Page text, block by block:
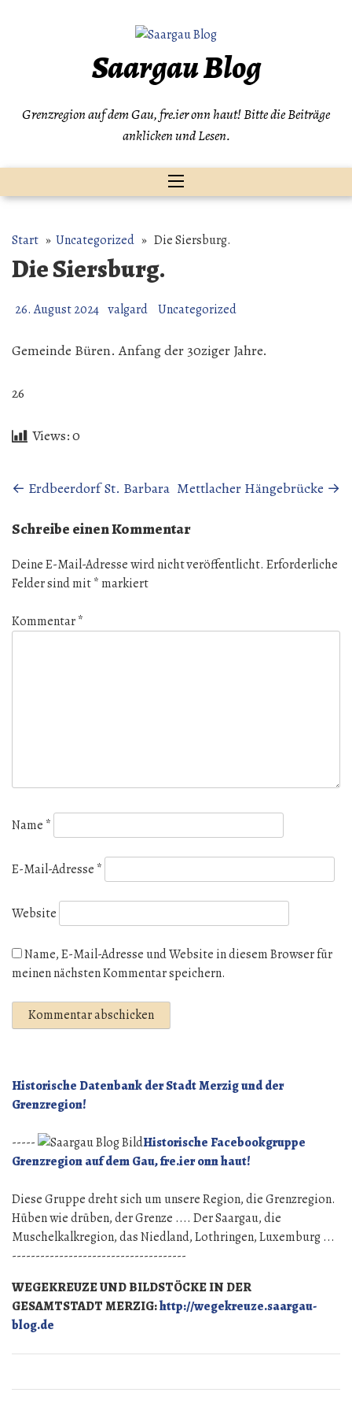
Saargau Blog
Grenzregion auf dem Gau, fre.ier onn haut! Bitte die Beiträge
anklicken und Lesen.
Start » Uncategorized » Die Siersburg.
Die Siersburg.
26. August 2024 valgard Uncategorized
Gemeinde Büren. Anfang der 30ziger Jahre.
26
Views:0
Beitragsnavigation
← Erdbeerdorf St. Barbara Mettlacher Hängebrücke →
Schreibe einen Kommentar
Deine E-Mail-Adresse wird nicht veröffentlicht. Erforderliche
Felder sind mit* markiert
Kommentar*
Name *
E-Mail-Adresse *
Website
Name, E-Mail-Adresse und Website in diesem Browser für
meinen nächsten Kommentar speichern.
Historische Datenbank der Stadt Merzig und der
Grenzregion!
-----
Historische Facebookgruppe
Grenzregion auf dem Gau, fre.ier onn haut!
Diese Gruppe dreht sich um unsere Region, die Grenzregion.
Hüben wie drüben, der Grenze .... Der Saargau, die
Muschelkalkregion, das Niedland, Lothringen, Luxemburg ...
-------------------------------------
WEGEKREUZE UND BILDSTÖCKE IN DER
GESAMTSTADT MERZIG:http://wegekreuze.saargau-
blog.de